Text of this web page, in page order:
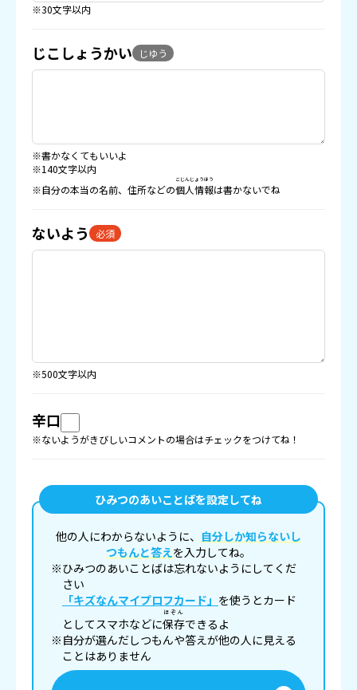
※30文字以内
じこしょうかい じゆう
※書かなくてもいいよ
※140文字以内
※自分の本当の名前、住所などの個人情報
こじんじょうほう
は書かないでね
ないよう 必須
※500文字以内
辛口
※ないようがきびしいコメントの場合はチェックをつけてね！
ひみつのあいことばを設定してね
他の人にわからないように、 自分しか知らないし
つもんと答えを入力してね。
※ひみつのあいことばは忘れないようにしてくだ
さい
「キズなんマイプロフカード」 を使うとカード
としてスマホなどに保存
ほぞん
できるよ
※自分が選んだしつもんや答えが他の人に見える
ことはありません